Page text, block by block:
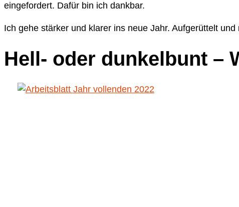
eingefordert. Dafür bin ich dankbar.
Ich gehe stärker und klarer ins neue Jahr. Aufgerüttelt
Hell- oder dunkelbunt –